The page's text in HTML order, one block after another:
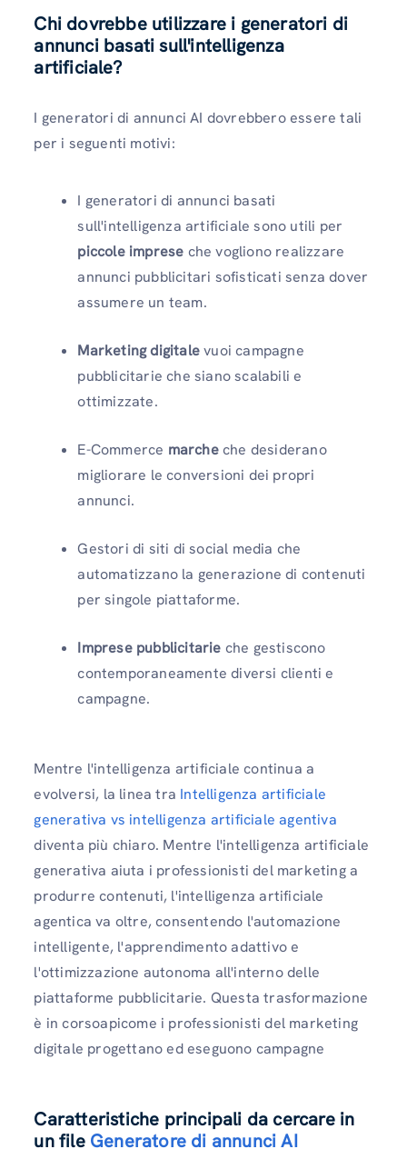
Chi dovrebbe utilizzare i generatori di
annunci basati sull'intelligenza
artificiale?
I generatori di annunci AI dovrebbero essere tali
per i seguenti motivi:
I generatori di annunci basati
sull'intelligenza artificiale sono utili per
piccole imprese che vogliono realizzare
annunci pubblicitari sofisticati senza dover
assumere un team.
Marketing digitalevuoi campagne
pubblicitarie che siano scalabili e
ottimizzate.
E-Commerce marcheche desiderano
migliorare le conversioni dei propri
annunci.
Gestori di siti di social media che
automatizzano la generazione di contenuti
per singole piattaforme.
Imprese pubblicitarie che gestiscono
contemporaneamente diversi clienti e
campagne.
Mentre l'intelligenza artificiale continua a
evolversi, la linea tra Intelligenza artificiale
generativa vs intelligenza artificiale agentiva
diventa più chiaro. Mentre l'intelligenza artificiale
generativa aiuta i professionisti del marketing a
produrre contenuti, l'intelligenza artificiale
agentica va oltre, consentendo l'automazione
intelligente, l'apprendimento adattivo e
l'ottimizzazione autonoma all'interno delle
piattaforme pubblicitarie. Questa trasformazione
è in corsoapicome i professionisti del marketing
digitale progettano ed eseguono campagne
Caratteristiche principali da cercare in
un file Generatore di annunci AI